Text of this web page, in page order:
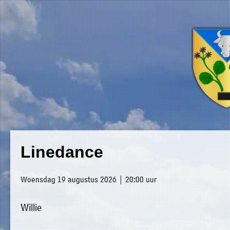
Linedance
Woensdag 19 augustus 2026 | 20:00 uur
Willie
»
Home
»
Welkom
»
Nieuws
Luxwoude.net
website@luxwoude.net
Plaatselijk
belang
Op
dit
moment